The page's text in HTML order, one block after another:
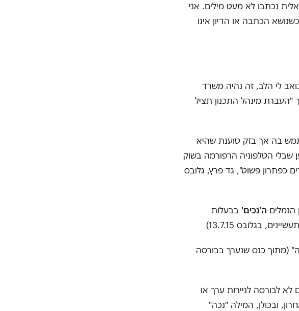
נכתבו לא מעט מילים. אני
הכתבה או הדיון אינו
לי הלב, זה נהיה משרד
"העברת מינהל התכנון תציל
בה אך בזק טוענת שהיא
הטלפוניה הרפורמה בשוק
כפתרון פשוט", גד פרץ, גלובס
הנמלים ה'נכים' בבעלות
בגלובס 13.7.15)
(מתוך כנס שנערך בבורסה
לבורסה לניירות ערך או
ובכולן, המילה "נכה"